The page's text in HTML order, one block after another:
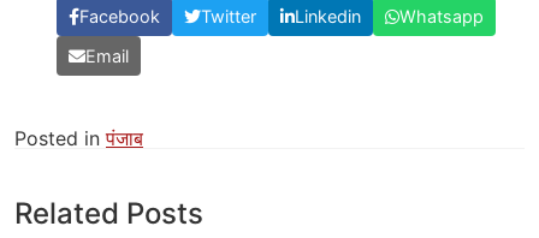
Facebook Twitter Linkedin
Whatsapp
Email
Posted inपंजाब
Related Posts